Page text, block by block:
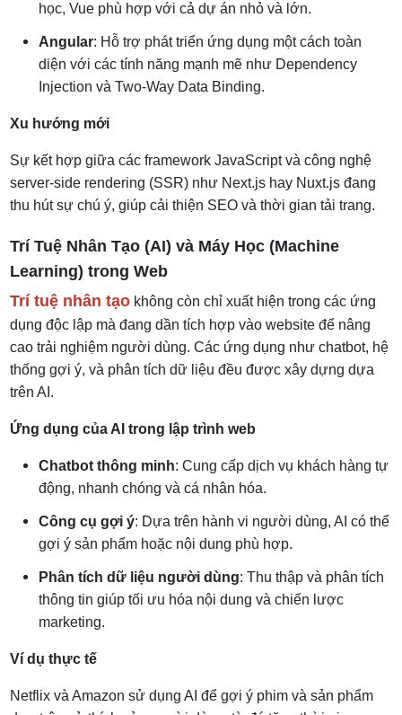
học, Vue phù hợp với cả dự án nhỏ và lớn.
Angular: Hỗ trợ phát triển ứng dụng một cách toàn
diện với các tính năng mạnh mẽ như Dependency
Injection và Two-Way Data Binding.
Xu hướng mới
Sự kết hợp giữa các framework JavaScript và công nghệ
server-side rendering (SSR) như Next.js hay Nuxt.js đang
thu hút sự chú ý, giúp cải thiện SEO và thời gian tải trang.
Trí Tuệ Nhân Tạo (AI) và Máy Học (Machine
Learning) trong Web
Trí tuệ nhân tạo không còn chỉ xuất hiện trong các ứng
dụng độc lập mà đang dần tích hợp vào website để nâng
cao trải nghiệm người dùng. Các ứng dụng như chatbot, hệ
thống gợi ý, và phân tích dữ liệu đều được xây dựng dựa
trên AI.
Ứng dụng của AI trong lập trình web
Chatbot thông minh: Cung cấp dịch vụ khách hàng tự
động, nhanh chóng và cá nhân hóa.
Công cụ gợi ý: Dựa trên hành vi người dùng, AI có thể
gợi ý sản phẩm hoặc nội dung phù hợp.
Phân tích dữ liệu người dùng: Thu thập và phân tích
thông tin giúp tối ưu hóa nội dung và chiến lược
marketing.
Ví dụ thực tế
Netflix và Amazon sử dụng AI để gợi ý phim và sản phẩm